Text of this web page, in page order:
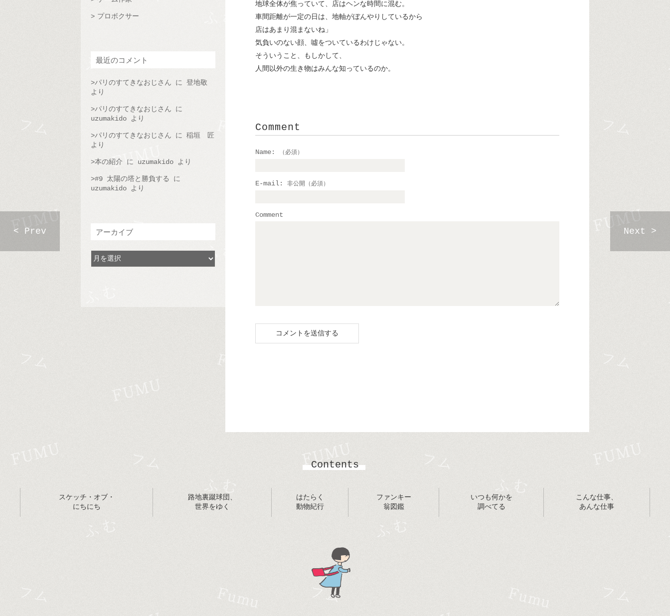
地球全体が焦っていて、店はヘンな時間に混む。
車間距離が一定の日は、地軸がぼんやりしているから
店はあまり混まないね」
気負いのない顔、噓をついているわけじゃない。
そういうこと、もしかして、
人間以外の生き物はみんな知っているのか。
< Prev Next >
Comment
Name: （必須）
E-mail: 非公開（必須）
Comment
プロボクサー
最近のコメント
パリのすてきなおじさん に 登地敬
より
パリのすてきなおじさん に
uzumakido より
パリのすてきなおじさん に 稲垣 匠
より
本の紹介 に uzumakido より
#9 太陽の塔と勝負する
に
uzumakido より
アーカイブ
Contents
スケッチ・オブ・
にちにち
路地裏蹴球団、
世界をゆく
はたらく
動物紀行
ファンキー
翁図鑑
いつも何かを
調べてる
こんな仕事、
あんな仕事